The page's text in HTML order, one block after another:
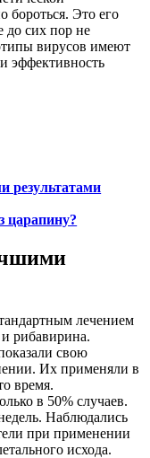
бороться. Это его
до сих пор не
вирусов имеют
эффективность
результатами
царапину?
лечением
рибавирина.
свою
Их применяли в
время.
в 50% случаев.
Наблюдались
при применении
исхода.